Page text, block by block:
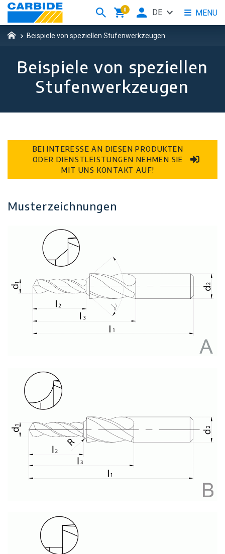
Beispiele von speziellen Stufenwerkzeugen
Beispiele von speziellen
Stufenwerkzeugen
BEI INTERESSE AN DIESEN PRODUKTEN
ODER DIENSTLEISTUNGEN NEHMEN SIE
MIT UNS KONTAKT AUF!
Musterzeichnungen
0 MENU
DE